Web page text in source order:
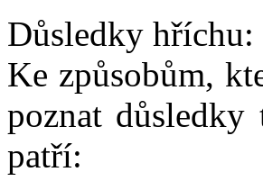
Důsledky hříchu:
Ke způsobům,
poznat
patří: